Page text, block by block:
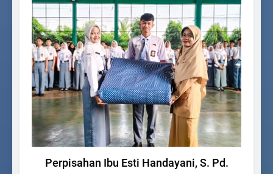
Perpisahan Ibu Esti Handayani, S. Pd.